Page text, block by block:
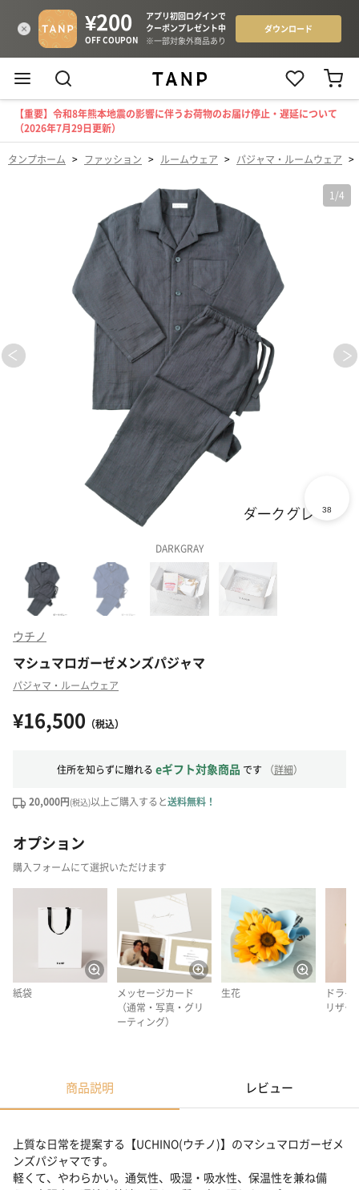
【重要】令和8年熊本地震の影響に伴うお荷物のお届け停止・遅延について
（2026年7月29日更新）
タンプホーム > ファッション > ルームウェア > パジャマ・ルームウェア >
1 /4
DARKGRAY
ウチノ
マシュマロガーゼメンズパジャマ
パジャマ・ルームウェア
¥16,500 （税込）
住所を知らずに贈れる eギフト対象商品 です （詳細）
20,000円(税込)以上ご購入すると送料無料！
オプション
購入フォームにて選択いただけます
紙袋
メッセージカード
（通常・写真・グリ
ーティング）
生花
ドライ
リザー
商品説明 レビュー
上質な日常を提案する【UCHINO(ウチノ)】のマシュマロガーゼメ
ンズパジャマです。
軽くて、やわらかい。通気性、吸湿・吸水性、保温性を兼ね備